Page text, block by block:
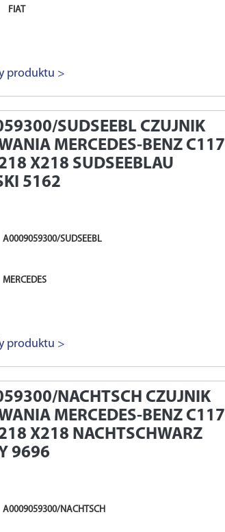
FIAT
produktu >
SUDSEEBL CZUJNIK
MERCEDES-BENZ C117
X218 SUDSEEBLAU
5162
A0009059300/SUDSEEBL
MERCEDES
produktu >
NACHTSCH CZUJNIK
MERCEDES-BENZ C117
X218 NACHTSCHWARZ
9696
A0009059300/NACHTSCH